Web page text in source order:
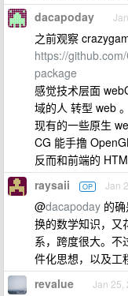
dacapoday
之前观察
https://
package
感觉技术层面
域的人 转型 web 。
现有的一些原生
CG 能手撸
反而和前端的
raysaii OP Jan
@dacapoday 的
换的数学知识，又
系，跨度很大。
件化思想，以及工
revalue Jan 25,